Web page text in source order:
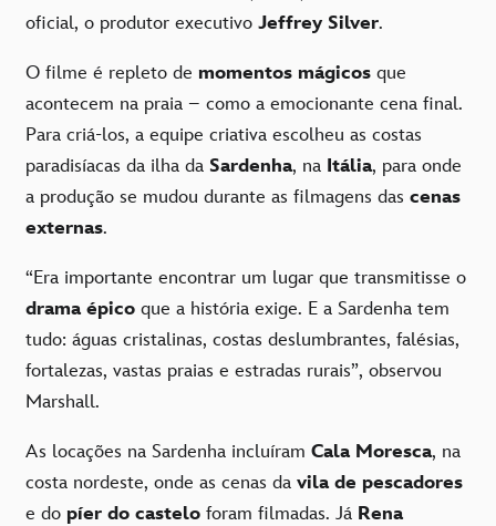
oficial, o produtor executivo Jeffrey Silver.
O filme é repleto de momentos mágicos que
acontecem na praia – como a emocionante cena final.
Para criá-los, a equipe criativa escolheu as costas
paradisíacas da ilha da Sardenha, na Itália, para onde
a produção se mudou durante as filmagens das cenas
externas.
“Era importante encontrar um lugar que transmitisse o
drama épico que a história exige. E a Sardenha tem
tudo: águas cristalinas, costas deslumbrantes, falésias,
fortalezas, vastas praias e estradas rurais”, observou
Marshall.
As locações na Sardenha incluíram Cala Moresca, na
costa nordeste, onde as cenas da vila de pescadores
e do píer do castelo foram filmadas. Já Rena